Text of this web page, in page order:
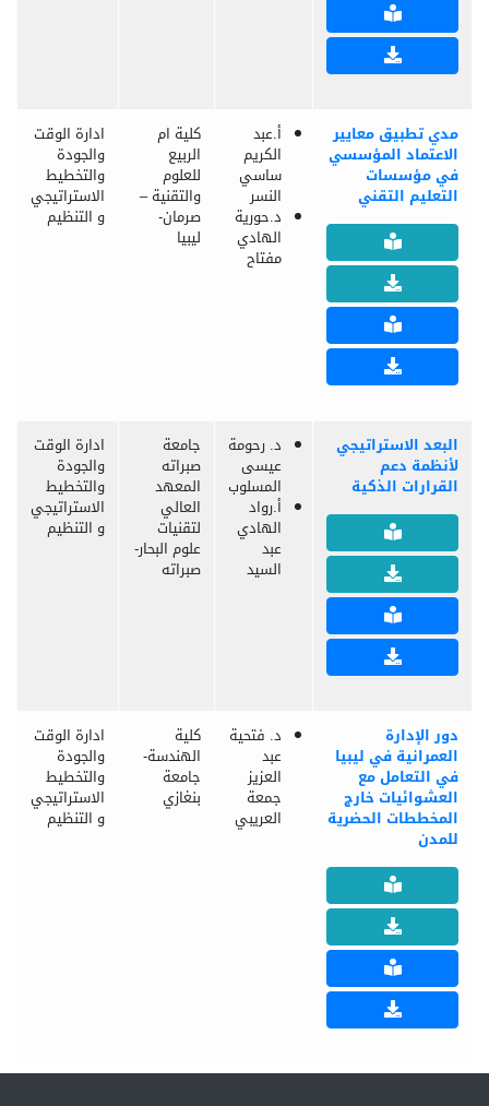
مدي تطبيق معايير
الاعتماد المؤسسي
في مؤسسات
التعليم التقني
أ.عبد
الكريم
ساسي
النسر
د.حورية
الهادي
مفتاح
كلية ام
الربيع
للعلوم
والتقنية –
صرمان-
ليبيا
ادارة الوقت
والجودة
والتخطيط
الاستراتيجي
و التنظيم
البعد الاستراتيجي
لأنظمة دعم
القرارات الذكية
د. رحومة
عيسى
المسلوب
أ.رواد
الهادي
عبد
السيد
جامعة
صبراته
المعهد
العالي
لتقنيات
علوم البحار-
صبراته
ادارة الوقت
والجودة
والتخطيط
الاستراتيجي
و التنظيم
دور الإدارة
العمرانية في ليبيا
في التعامل مع
العشوائيات خارج
المخططات الحضرية
للمدن
د. فتحية
عبد
العزيز
جمعة
العريبي
كلية
الهندسة-
جامعة
بنغازي
ادارة الوقت
والجودة
والتخطيط
الاستراتيجي
و التنظيم